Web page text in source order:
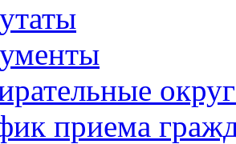
приема